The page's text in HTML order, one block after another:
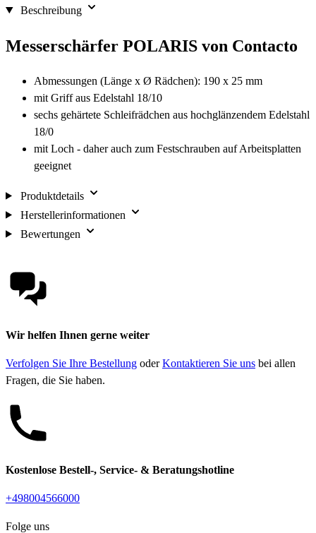
Beschreibung
Messerschärfer POLARIS von Contacto
Abmessungen (Länge x Ø Rädchen): 190 x 25 mm
mit Griff aus Edelstahl 18/10
sechs gehärtete Schleifrädchen aus hochglänzendem Edelstahl
18/0
mit Loch - daher auch zum Festschrauben auf Arbeitsplatten
geeignet
Produktdetails
Herstellerinformationen
Bewertungen
Wir helfen Ihnen gerne weiter
Verfolgen Sie Ihre Bestellung oderKontaktieren Sie uns bei allen
Fragen, die Sie haben.
Kostenlose Bestell-, Service- & Beratungshotline
+498004566000
Folge uns